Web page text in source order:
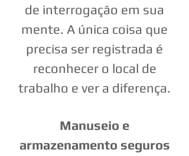
de interrogação em sua
mente. A única coisa que
precisa ser registrada é
reconhecer o local de
trabalho e ver a diferença.
Manuseio e
armazenamento seguros